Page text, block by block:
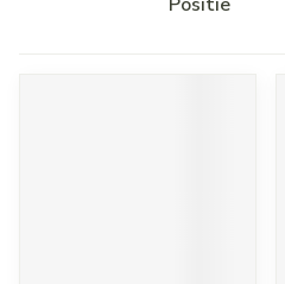
Sorteer op: